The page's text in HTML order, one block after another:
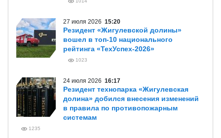
27 июля 2026 15:20
Резидент «Жигулевской долины»
вошел в топ-10 национального
рейтинга «ТехУспех-2026»
1023
24 июля 2026 16:17
Резидент технопарка «Жигулевская
долина» добился внесения изменений
в правила по противопожарным
системам
1235